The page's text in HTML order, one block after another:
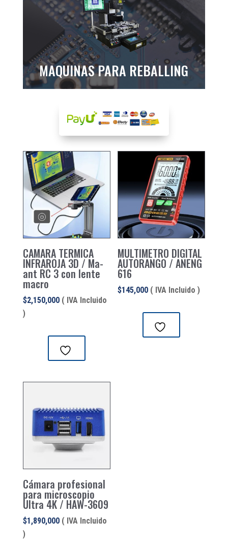
MAQUINAS PARA REBALLING
CAMARA TERMICA
INFRAROJA 3D / Ma-
ant RC 3 con lente
macro
$2,150,000 ( IVA Incluido
)
MULTIMETRO DIGITAL
AUTORANGO / ANENG
616
$145,000 ( IVA Incluido )
Cámara profesional
para microscopio
Ultra 4K / HAW-3609
$1,890,000 ( IVA Incluido
)